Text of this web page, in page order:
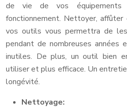
de vie de vos
fonctionnement. Nettoyer,
vos outils vous permettra de
pendant de nombreuses années
inutiles. De plus, un outil bien
utiliser et plus efficace. Un
longévité.
Nettoyage: